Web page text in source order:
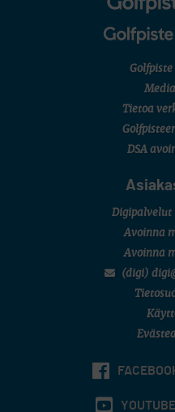
Tietoa
DSA
Digipalvelut
Avoinna
Avoinna
(digi)
YOUTUBE